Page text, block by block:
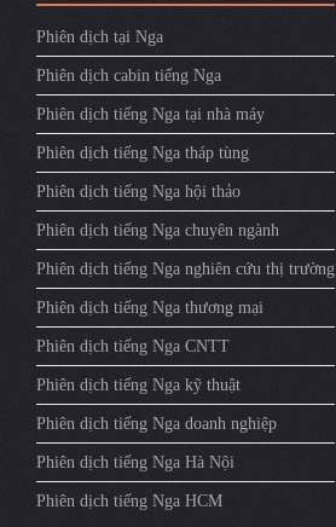
Phiên dịch tại Nga
Phiên dịch cabin tiếng Nga
Phiên dịch tiếng Nga tại nhà máy
Phiên dịch tiếng Nga tháp tùng
Phiên dịch tiếng Nga hội thảo
Phiên dịch tiếng Nga chuyên ngành
Phiên dịch tiếng Nga nghiên cứu thị trường
Phiên dịch tiếng Nga thương mại
Phiên dịch tiếng Nga CNTT
Phiên dịch tiếng Nga kỹ thuật
Phiên dịch tiếng Nga doanh nghiệp
Phiên dịch tiếng Nga Hà Nội
Phiên dịch tiếng Nga HCM